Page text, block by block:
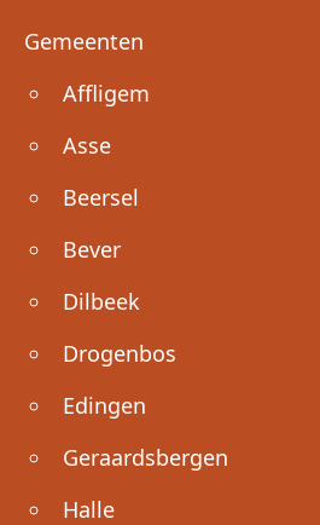
Voet
Gemeenten
Affligem
Asse
Beersel
Bever
Dilbeek
Drogenbos
Edingen
Geraardsbergen
Halle